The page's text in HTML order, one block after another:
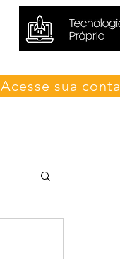
Acesse sua conta